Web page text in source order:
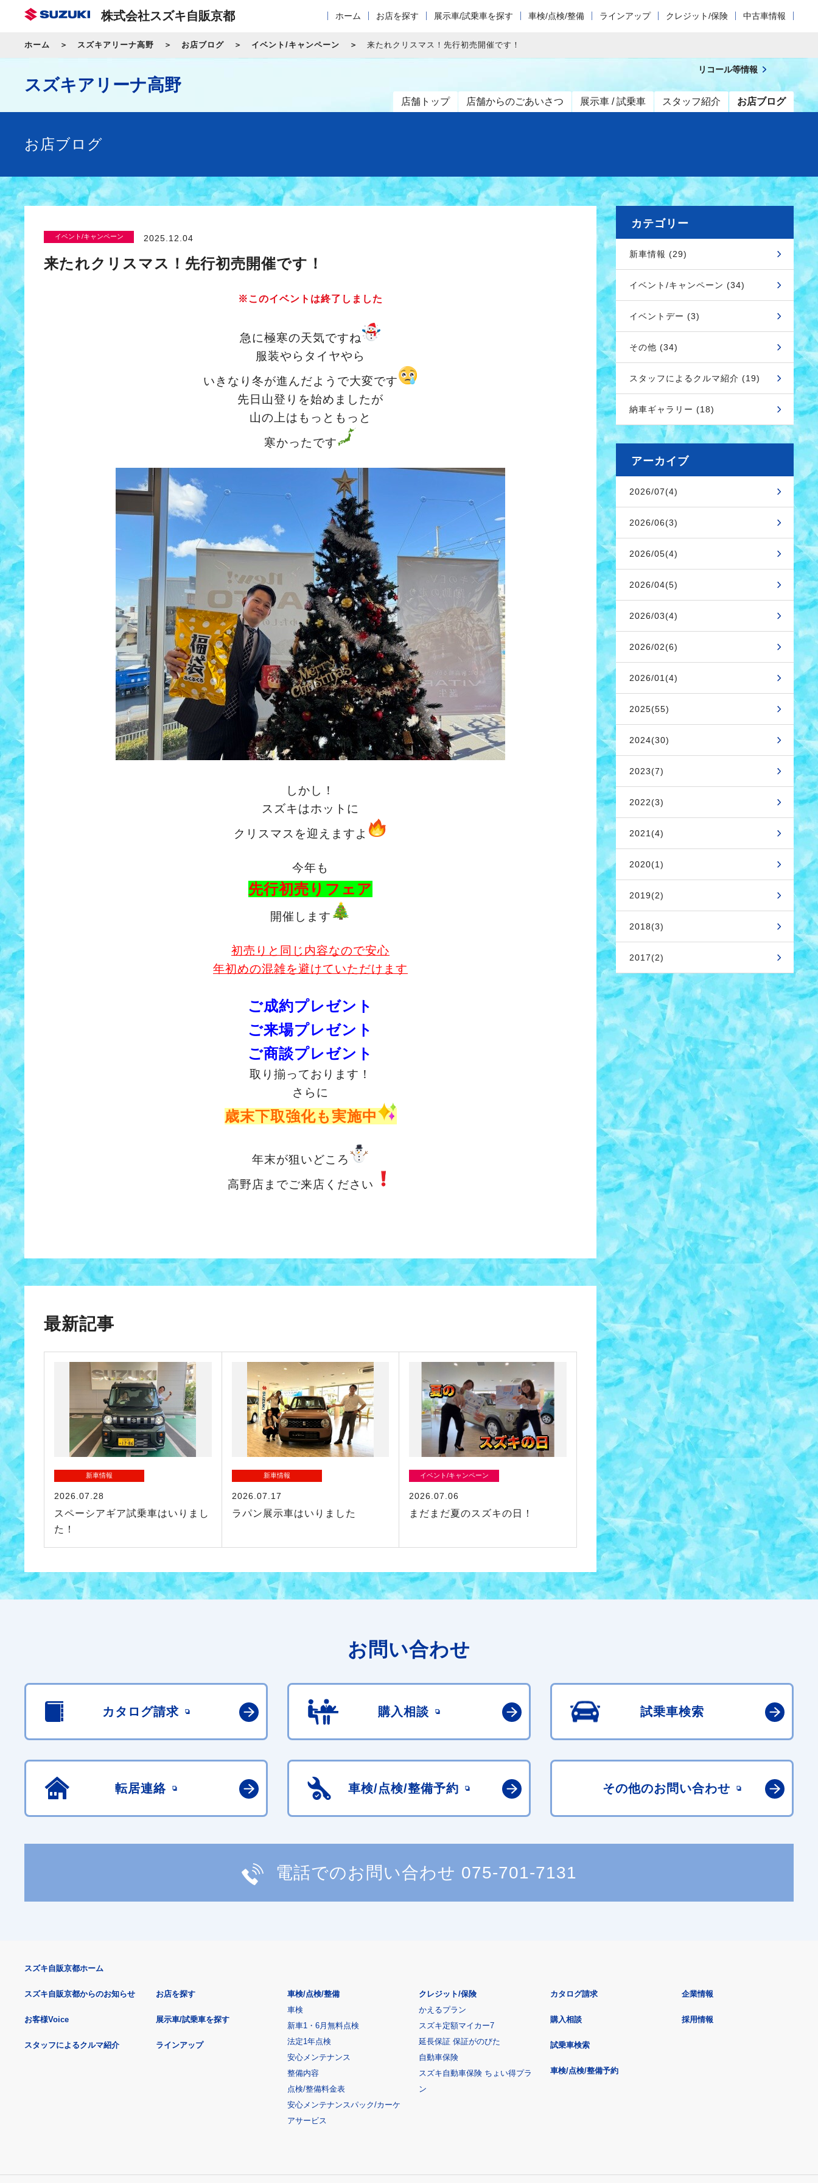
株式会社スズキ自販京都 ホーム お店を探す 展示車/試乗車を探す 車検/点検/整備 ラインアップ クレジット/保険 中古車情報
ホーム スズキアリーナ高野 お店ブログ イベント/キャンペーン 来たれクリスマス！先行初売開催です！
スズキアリーナ高野
店舗トップ 店舗からのごあいさつ 展示車 / 試乗車 スタッフ紹介 お店ブログ
リコール等情報
お店ブログ
イベント/キャンペーン 2025.12.04
来たれクリスマス！先行初売開催です！
※このイベントは終了しました
急に極寒の天気ですね
服装やらタイヤやら
いきなり冬が進んだようで大変です
先日山登りを始めましたが
山の上はもっともっと
寒かったです
しかし！
スズキはホットに
クリスマスを迎えますよ
今年も
先行初売りフェア
開催します
初売りと同じ内容なので安心
年初めの混雑を避けていただけます
ご成約プレゼント
ご来場プレゼント
ご商談プレゼント
取り揃っております！
さらに
歳末下取強化も実施中
年末が狙いどころ
高野店までご来店ください
最新記事
新車情報
2026.07.28
スペーシアギア試乗車はいりまし
た！
新車情報
2026.07.17
ラパン展示車はいりました
イベント/キャンペーン
2026.07.06
まだまだ夏のスズキの日！
カテゴリー
新車情報 (29)
イベント/キャンペーン (34)
イベントデー (3)
その他 (34)
スタッフによるクルマ紹介 (19)
納車ギャラリー (18)
アーカイブ
2026/07(4)
2026/06(3)
2026/05(4)
2026/04(5)
2026/03(4)
2026/02(6)
2026/01(4)
2025(55)
2024(30)
2023(7)
2022(3)
2021(4)
2020(1)
2019(2)
2018(3)
2017(2)
お問い合わせ
カタログ請求 購入相談 試乗車検索
転居連絡 車検/点検/整備予約 その他のお問い合わせ
電話でのお問い合わせ 075-701-7131
スズキ自販京都ホーム
スズキ自販京都からのお知らせ
お客様Voice
スタッフによるクルマ紹介
お店を探す
展示車/試乗車を探す
ラインアップ
車検/点検/整備
車検
新車1・6月無料点検
法定1年点検
安心メンテナンス
整備内容
点検/整備料金表
安心メンテナンスパック/カーケ
アサービス
クレジット/保険
かえるプラン
スズキ定額マイカー7
延長保証 保証がのびた
自動車保険
スズキ自動車保険 ちょい得プラ
ン
カタログ請求
購入相談
試乗車検索
車検/点検/整備予約
企業情報
採用情報